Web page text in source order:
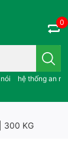
vùng ; điều
hệ thống an
0
300 KG